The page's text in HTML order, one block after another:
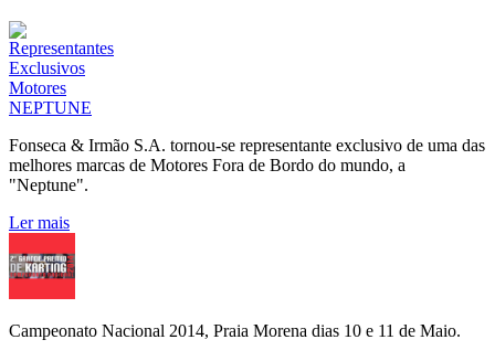
Fonseca & Irmão S.A. tornou-se representante exclusivo de uma das
melhores marcas de Motores Fora de Bordo do mundo, a
"Neptune".
Ler mais
Campeonato Nacional 2014, Praia Morena dias 10 e 11 de Maio.